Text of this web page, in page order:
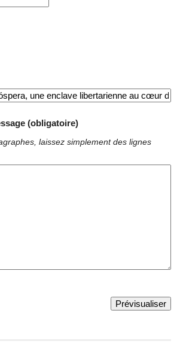
(obligatoire)
laissez simplement des lignes